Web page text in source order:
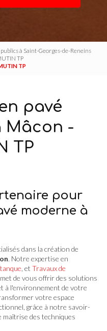
à Saint-Georges-de-Reneins
TP
TP
pavé
Mâcon -
TP
pour
moderne à
dans la création de
. Notre expertise en
, et Travaux de
de vous offrir des solutions
à l'environnement de votre
votre espace
grâce à notre savoir-
maîtrise des techniques